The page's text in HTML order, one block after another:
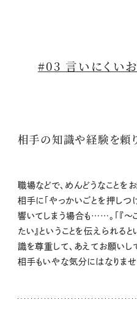
#03 言いにくい
相手の知識や経験を頼
職場などで、めんどうなことを
相手に「やっかいごとを押しつ
響いてしまう場合も……。「『～
たい』ということを伝えられる
識を尊重して、あえてお願いし
相手もいやな気分にはなりませ